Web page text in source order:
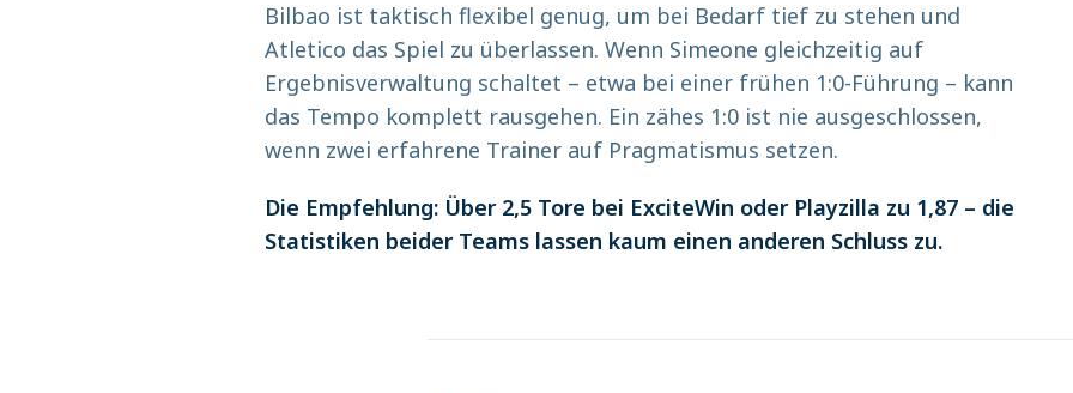
Bilbao ist taktisch flexibel genug, um bei Bedarf tief zu stehen und
Atletico das Spiel zu überlassen. Wenn Simeone gleichzeitig auf
Ergebnisverwaltung schaltet – etwa bei einer frühen 1:0-Führung – kann
das Tempo komplett rausgehen. Ein zähes 1:0 ist nie ausgeschlossen,
wenn zwei erfahrene Trainer auf Pragmatismus setzen.
Die Empfehlung: Über 2,5 Tore bei ExciteWin oder Playzilla zu 1,87 – die
Statistiken beider Teams lassen kaum einen anderen Schluss zu.